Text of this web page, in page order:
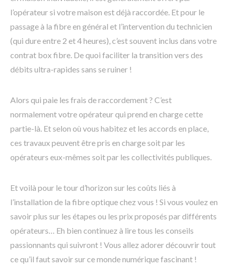
l’opérateur si votre maison est déjà raccordée. Et pour le
passage à la fibre en général et l’intervention du technicien
(qui dure entre 2 et 4 heures), c’est souvent inclus dans votre
contrat box fibre. De quoi faciliter la transition vers des
débits ultra-rapides sans se ruiner !
Alors qui paie les frais de raccordement ? C’est
normalement votre opérateur qui prend en charge cette
partie-là. Et selon où vous habitez et les accords en place,
ces travaux peuvent être pris en charge soit par les
opérateurs eux-mêmes soit par les collectivités publiques.
Et voilà pour le tour d’horizon sur les coûts liés à
l’installation de la fibre optique chez vous ! Si vous voulez en
savoir plus sur les étapes ou les prix proposés par différents
opérateurs… Eh bien continuez à lire tous les conseils
passionnants qui suivront ! Vous allez adorer découvrir tout
ce qu’il faut savoir sur ce monde numérique fascinant !